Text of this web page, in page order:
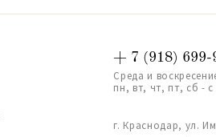
+ 7 (918) 699-
Среда и
пн, вт, чт, пт, сб - с
г. Краснодар, ул.